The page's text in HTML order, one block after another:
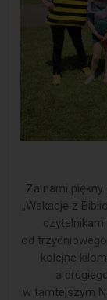
Za nami
„Wakacje z
od
kolejne
a
w tamtejszym